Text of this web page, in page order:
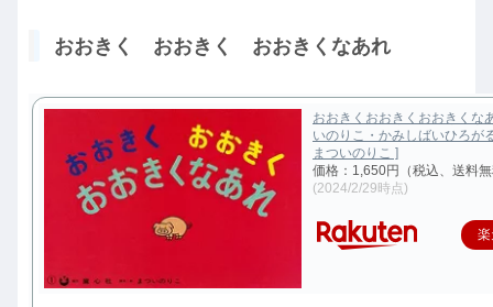
おおきく おおきく おおきくなあれ
おおきくおおきくおおきくな
いのりこ・かみしばいひろが
まついのりこ ]
価格：1,650円（税込、送料
(2024/2/29時点)